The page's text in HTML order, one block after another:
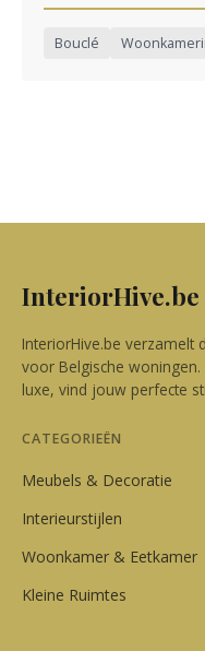
Bouclé
InteriorHive.be
InteriorHive.be verzamelt
voor Belgische
luxe, vind jouw perfecte
CATEGORIEËN
Meubels & Decoratie
Interieurstijlen
Woonkamer & Eetkamer
Kleine Ruimtes